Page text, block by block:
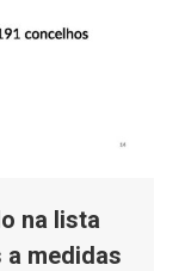
na lista
medidas